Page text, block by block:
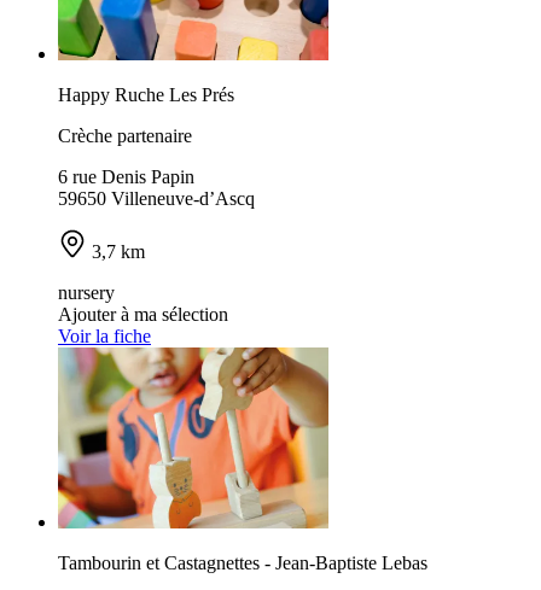
Happy Ruche Les Prés
Crèche partenaire
6 rue Denis Papin
59650 Villeneuve-d’Ascq
3,7 km
nursery
Ajouter à ma sélection
Voir la fiche
Tambourin et Castagnettes - Jean-Baptiste Lebas